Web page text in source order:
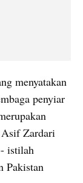
menyatakan
penyiar
Asif Zardari
istilah
Pakistan